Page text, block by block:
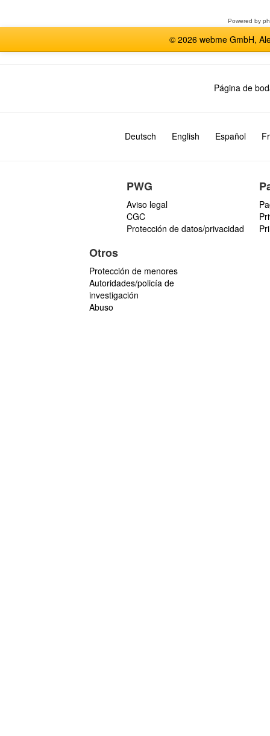
Powered by
© 2026 webme GmbH,
Página de
Deutsch English Español
PWG
Aviso legal
CGC
Protección de datos/privacidad
Otros
Protección de menores
Autoridades/policía de
investigación
Abuso